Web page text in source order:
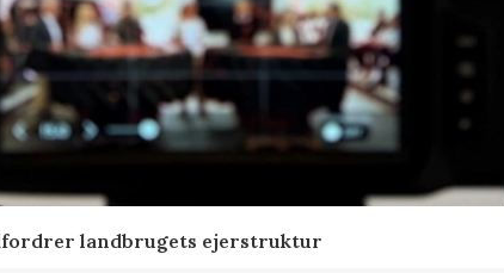
landbrugets ejerstruktur